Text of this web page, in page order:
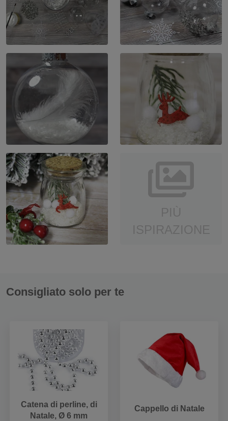
Consigliato solo per te
Catena di perline, di
Natale, Ø 6 mm
Cappello di Natale